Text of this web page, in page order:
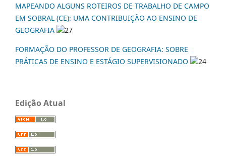
MAPEANDO ALGUNS ROTEIROS DE TRABALHO DE CAMPO
EM SOBRAL (CE): UMA CONTRIBUIÇÃO AO ENSINO DE
GEOGRAFIA
27
FORMAÇÃO DO PROFESSOR DE GEOGRAFIA: SOBRE
PRÁTICAS DE ENSINO E ESTÁGIO SUPERVISIONADO
24
Edição Atual